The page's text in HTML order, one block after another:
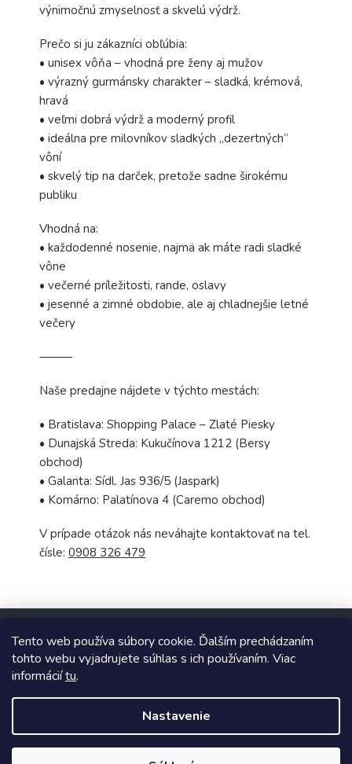
Tento web používa súbory cookie. Ďalším prechádzaním
tohto webu vyjadrujete súhlas s ich používaním. Viac
informáciítu.
Nastavenie
výnimočnú zmyselnosť a skvelú výdrž.
Prečo si ju zákazníci obľúbia:
• unisex vôňa – vhodná pre ženy aj mužov
• výrazný gurmánsky charakter – sladká, krémová,
hravá
• veľmi dobrá výdrž a moderný profil
• ideálna pre milovníkov sladkých „dezertných“
vôní
• skvelý tip na darček, pretože sadne širokému
publiku
Vhodná na:
• každodenné nosenie, najmä ak máte radi sladké
vône
• večerné príležitosti, rande, oslavy
• jesenné a zimné obdobie, ale aj chladnejšie letné
večery
⸻
Naše predajne nájdete v týchto mestách:
• Bratislava: Shopping Palace – Zlaté Piesky
• Dunajská Streda: Kukučínova 1212 (Bersy
obchod)
• Galanta: Sídl. Jas 936/5 (Jaspark)
• Komárno: Palatínova 4 (Caremo obchod)
V prípade otázok nás neváhajte kontaktovať na tel.
čísle: 0908 326 479
Copyright 2026TopUpParfémy. Všetky práva vyhradené.
Vytvoril Shoptet